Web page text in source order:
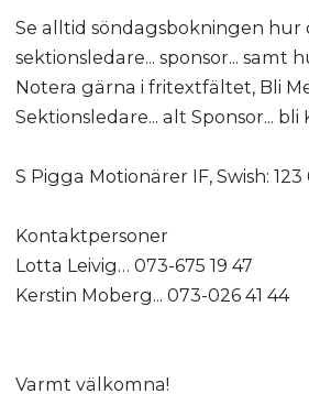
Se alltid söndagsbokningen hur
sektionsledare... sponsor... samt
Notera gärna i fritextfältet, Bli
Sektionsledare... alt Sponsor... bli
S Pigga Motionärer IF, Swish: 123
Kontaktpersoner
Lotta Leivig… 073-675 19 47
Kerstin Moberg... 073-026 41 44
Varmt välkomna!